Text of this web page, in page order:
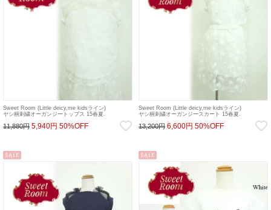
Sweet Room (Little deicy,me kidsライン)
ヤシ柄刺繍オーガンジートップス 15春夏.
11,880円 5,940円 50%OFF
Sweet Room (Little deicy,me kidsライン)
ヤシ柄刺繍オーガンジースカート 15春夏.
13,200円 6,600円 50%OFF
SALE SALE